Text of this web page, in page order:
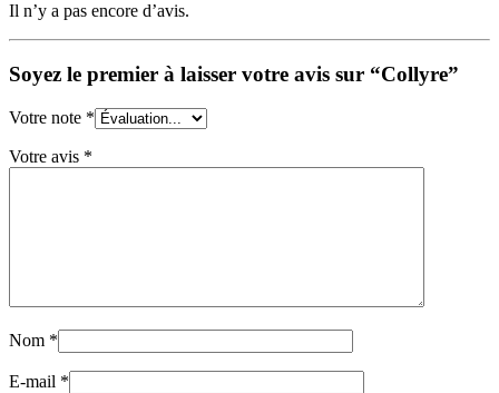
Il n’y a pas encore d’avis.
Soyez le premier à laisser votre avis sur “Collyre”
Votre note *
Votre avis *
Nom *
E-mail *